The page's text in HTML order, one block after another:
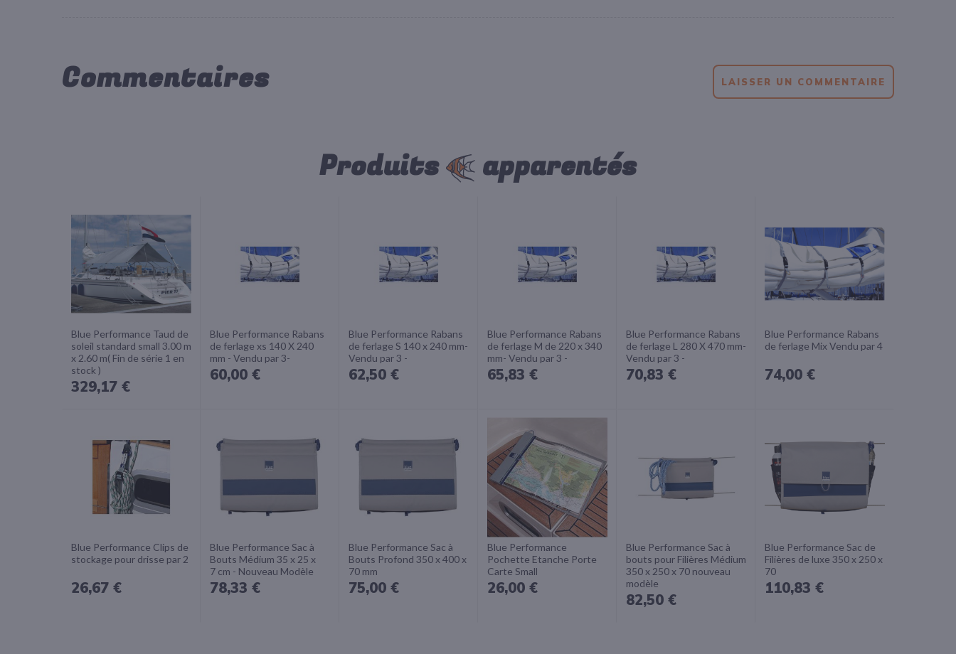
Commentaires LAISSER UN COMMENTAIRE
Produits apparentés
Blue Performance Taud de
soleil standard small 3.00 m
x 2.60 m( Fin de série 1 en
stock )
329,17 €
Blue Performance Rabans
de ferlage xs 140 X 240
mm - Vendu par 3-
60,00 €
Blue Performance Rabans
de ferlage S 140 x 240 mm-
Vendu par 3 -
62,50 €
Blue Performance Rabans
de ferlage M de 220 x 340
mm- Vendu par 3 -
65,83 €
Blue Performance Rabans
de ferlage L 280 X 470 mm-
Vendu par 3 -
70,83 €
Blue Performance Rabans
de ferlage Mix Vendu par 4
74,00 €
Blue Performance Clips de
stockage pour drisse par 2
26,67 €
Blue Performance Sac à
Bouts Médium 35 x 25 x
7 cm - Nouveau Modèle
78,33 €
Blue Performance Sac à
Bouts Profond 350 x 400 x
70 mm
75,00 €
Blue Performance
Pochette Etanche Porte
Carte Small
26,00 €
Blue Performance Sac à
bouts pour Filières Médium
350 x 250 x 70 nouveau
modèle
82,50 €
Blue Performance Sac de
Filières de luxe 350 x 250 x
70
110,83 €